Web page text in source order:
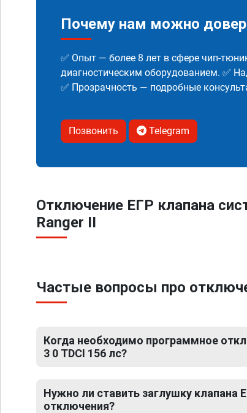
Почему нам можно
✅ Опыт — более 8 лет в сфере чип-
диагностическим оборудованием. ✅
✅ Прозрачность — подробные
Позвонить Telegram
Отключение ЕГР клапана
Ranger II
Частые вопросы про
Когда необходимо программное
3 0 TDCI 156 лс?
Нужно ли ставить заглушку клапана
отключения?